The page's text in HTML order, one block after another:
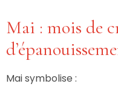
Mai : mois de
Mai symbolise :